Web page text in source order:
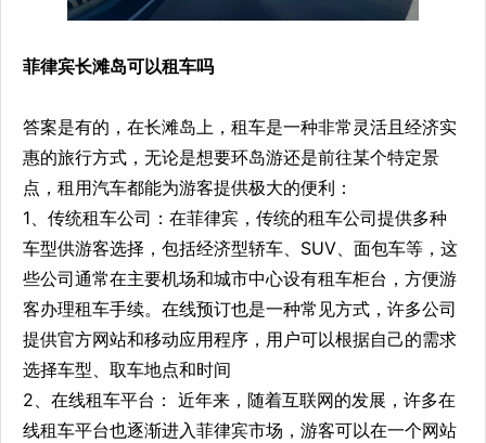
菲律宾长滩岛可以租车吗
答案是有的，在长滩岛上，租车是一种非常灵活且经济实
惠的旅行方式，无论是想要环岛游还是前往某个特定景
点，租用汽车都能为游客提供极大的便利：
1、传统租车公司：在菲律宾，传统的租车公司提供多种
车型供游客选择，包括经济型轿车、SUV、面包车等，这
些公司通常在主要机场和城市中心设有租车柜台，方便游
客办理租车手续。在线预订也是一种常见方式，许多公司
提供官方网站和移动应用程序，用户可以根据自己的需求
选择车型、取车地点和时间
2、在线租车平台： 近年来，随着互联网的发展，许多在
线租车平台也逐渐进入菲律宾市场，游客可以在一个网站